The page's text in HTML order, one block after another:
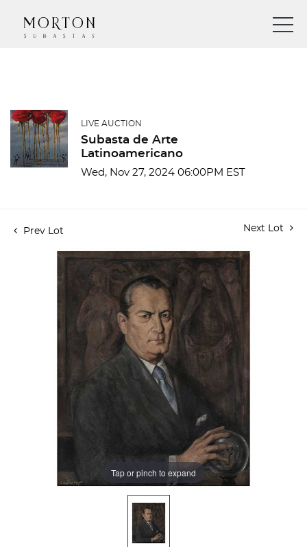
LIVE AUCTION
Subasta de Arte
Latinoamericano
Wed, Nov 27, 2024 06:00PM EST
Prev Lot Next Lot
Tap or pinch to expand